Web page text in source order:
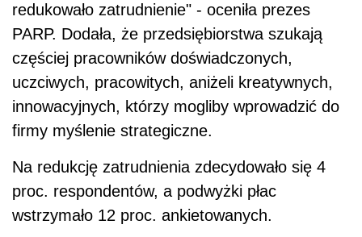
redukowało zatrudnienie" - oceniła prezes
PARP. Dodała, że przedsiębiorstwa szukają
częściej pracowników doświadczonych,
uczciwych, pracowitych, aniżeli kreatywnych,
innowacyjnych, którzy mogliby wprowadzić do
firmy myślenie strategiczne.
Na redukcję zatrudnienia zdecydowało się 4
proc. respondentów, a podwyżki płac
wstrzymało 12 proc. ankietowanych.